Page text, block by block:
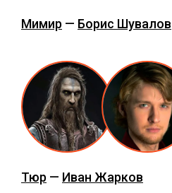
Мимир — Борис Шувалов
Тюр — Иван Жарков